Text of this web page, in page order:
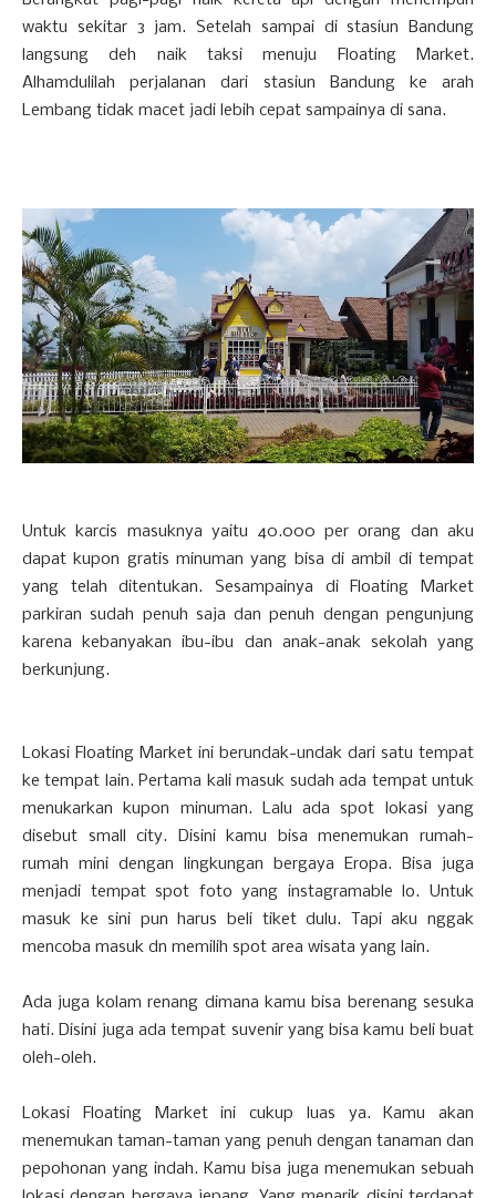
waktu sekitar 3 jam. Setelah sampai di stasiun Bandung
langsung deh naik taksi menuju Floating Market.
Alhamdulilah perjalanan dari stasiun Bandung ke arah
Lembang tidak macet jadi lebih cepat sampainya di sana.
Untuk karcis masuknya yaitu 40.000 per orang dan aku
dapat kupon gratis minuman yang bisa di ambil di tempat
yang telah ditentukan. Sesampainya di Floating Market
parkiran sudah penuh saja dan penuh dengan pengunjung
karena kebanyakan ibu-ibu dan anak-anak sekolah yang
berkunjung.
Lokasi Floating Market ini berundak-undak dari satu tempat
ke tempat lain. Pertama kali masuk sudah ada tempat untuk
menukarkan kupon minuman. Lalu ada spot lokasi yang
disebut small city. Disini kamu bisa menemukan rumah-
rumah mini dengan lingkungan bergaya Eropa. Bisa juga
menjadi tempat spot foto yang instagramable lo. Untuk
masuk ke sini pun harus beli tiket dulu. Tapi aku nggak
mencoba masuk dn memilih spot area wisata yang lain.
Ada juga kolam renang dimana kamu bisa berenang sesuka
hati. Disini juga ada tempat suvenir yang bisa kamu beli buat
oleh-oleh.
Lokasi Floating Market ini cukup luas ya. Kamu akan
menemukan taman-taman yang penuh dengan tanaman dan
pepohonan yang indah. Kamu bisa juga menemukan sebuah